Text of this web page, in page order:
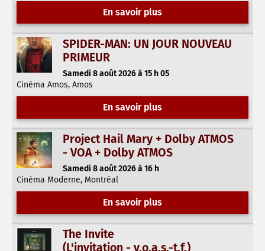
En savoir plus
SPIDER-MAN: UN JOUR NOUVEAU
PRIMEUR
Samedi 8 août 2026 à 15 h 05
Cinéma Amos, Amos
En savoir plus
Project Hail Mary + Dolby ATMOS
- VOA + Dolby ATMOS
Samedi 8 août 2026 à 16 h
Cinéma Moderne, Montréal
En savoir plus
The Invite
(L'invitation - v.o.a.s.-t.f.)